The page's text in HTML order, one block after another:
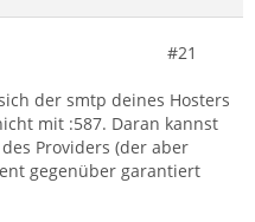
#21
der smtp deines Hosters
mit :587. Daran kannst
Providers (der aber
gegenüber garantiert